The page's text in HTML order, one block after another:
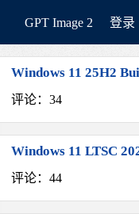
GРT Image 2 登录
Windows 11 25H2
评论：34
Windows 11 LTSC
评论：44